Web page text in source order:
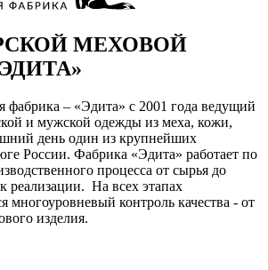
МЕХОВОЙ
фабрика – «Эдита» с 2001 года ведущий
и мужской одежды из меха, кожи,
день один из крупнейших
России. Фабрика «Эдита» работает по
процесса от сырья до
реализации. На всех этапах
многоуровневый контроль качества - от
изделия.